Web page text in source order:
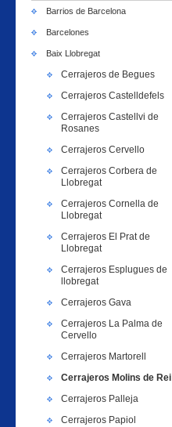
Barrios de Barcelona
Barcelones
Baix Llobregat
Cerrajeros de Begues
Cerrajeros Castelldefels
Cerrajeros Castellvi de
Rosanes
Cerrajeros Cervello
Cerrajeros Corbera de
Llobregat
Cerrajeros Cornella de
Llobregat
Cerrajeros El Prat de
Llobregat
Cerrajeros Esplugues de
llobregat
Cerrajeros Gava
Cerrajeros La Palma de
Cervello
Cerrajeros Martorell
Cerrajeros Molins de Rei
Cerrajeros Palleja
Cerrajeros Papiol